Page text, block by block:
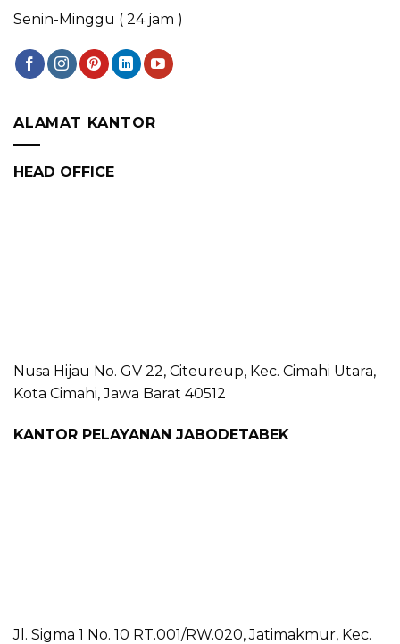
Senin-Minggu ( 24 jam )
ALAMAT KANTOR
HEAD OFFICE
Nusa Hijau No. GV 22, Citeureup, Kec. Cimahi Utara,
Kota Cimahi, Jawa Barat 40512
KANTOR PELAYANAN JABODETABEK
Jl. Sigma 1 No. 10 RT.001/RW.020, Jatimakmur, Kec.